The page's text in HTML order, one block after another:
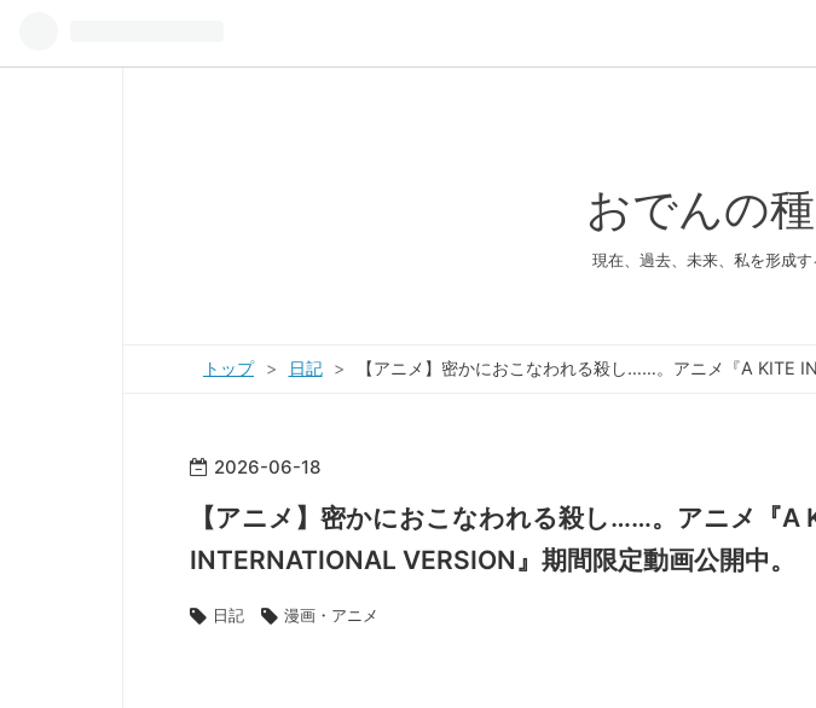
おでんの
現在、過去、未来、私を形成す
トップ > 日記 > 【アニメ】密かにおこなわれる殺し……。アニメ『A KITE
2026-06-18
【アニメ】密かにおこなわれる殺し……。アニメ『A
INTERNATIONAL VERSION』期間限定動画公開中。
日記 漫画・アニメ